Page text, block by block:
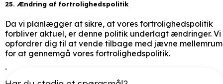
25. Ændring af fortrolighedspolitik
Da vi planlægger at sikre, at vores fortrolighedspolitik
forbliver aktuel, er denne politik underlagt ændringer. Vi
opfordrer dig til at vende tilbage med jævne mellemrum
for at gennemgå vores fortrolighedspolitik.